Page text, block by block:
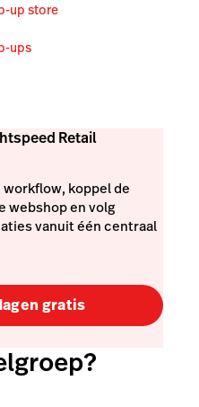
up store
ups
Retail
koppel de
webshop en volg
vanuit één centraal
gratis